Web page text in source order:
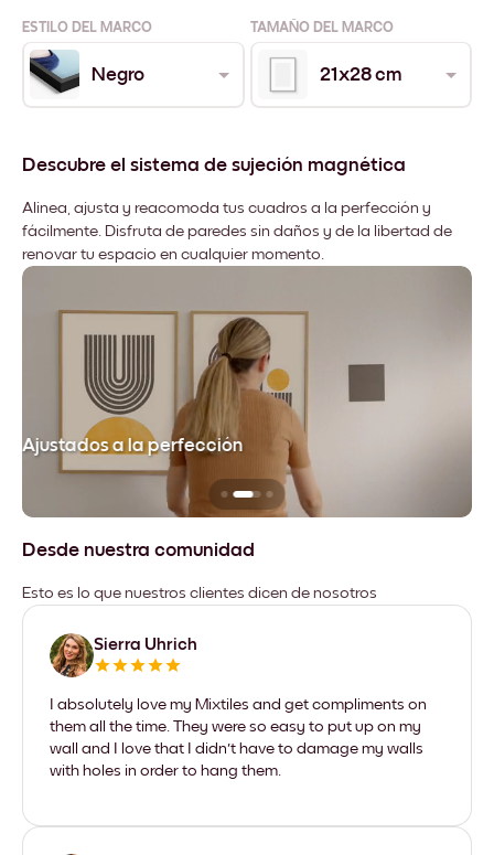
ESTILO DEL MARCO TAMAÑO DEL MARCO
Negro 21x28 cm
Descubre el sistema de sujeción magnética
Alinea, ajusta y reacomoda tus cuadros a la perfección y
fácilmente. Disfruta de paredes sin daños y de la libertad de
renovar tu espacio en cualquier momento.
Ajustados a la perfección
Desde nuestra comunidad
Esto es lo que nuestros clientes dicen de nosotros
Sierra Uhrich
I absolutely love my Mixtiles and get compliments on
them all the time. They were so easy to put up on my
wall and I love that I didn't have to damage my walls
with holes in order to hang them.